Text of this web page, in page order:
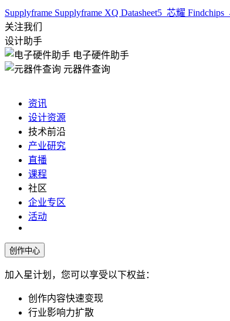
Supplyframe Supplyframe XQ Datasheet5 芯耀 Findchips
关注我们
设计助手
电子硬件助手
元器件查询
资讯
设计资源
技术前沿
产业研究
直播
课程
社区
企业专区
活动
创作中心
加入星计划，您可以享受以下权益：
创作内容快速变现
行业影响力扩散